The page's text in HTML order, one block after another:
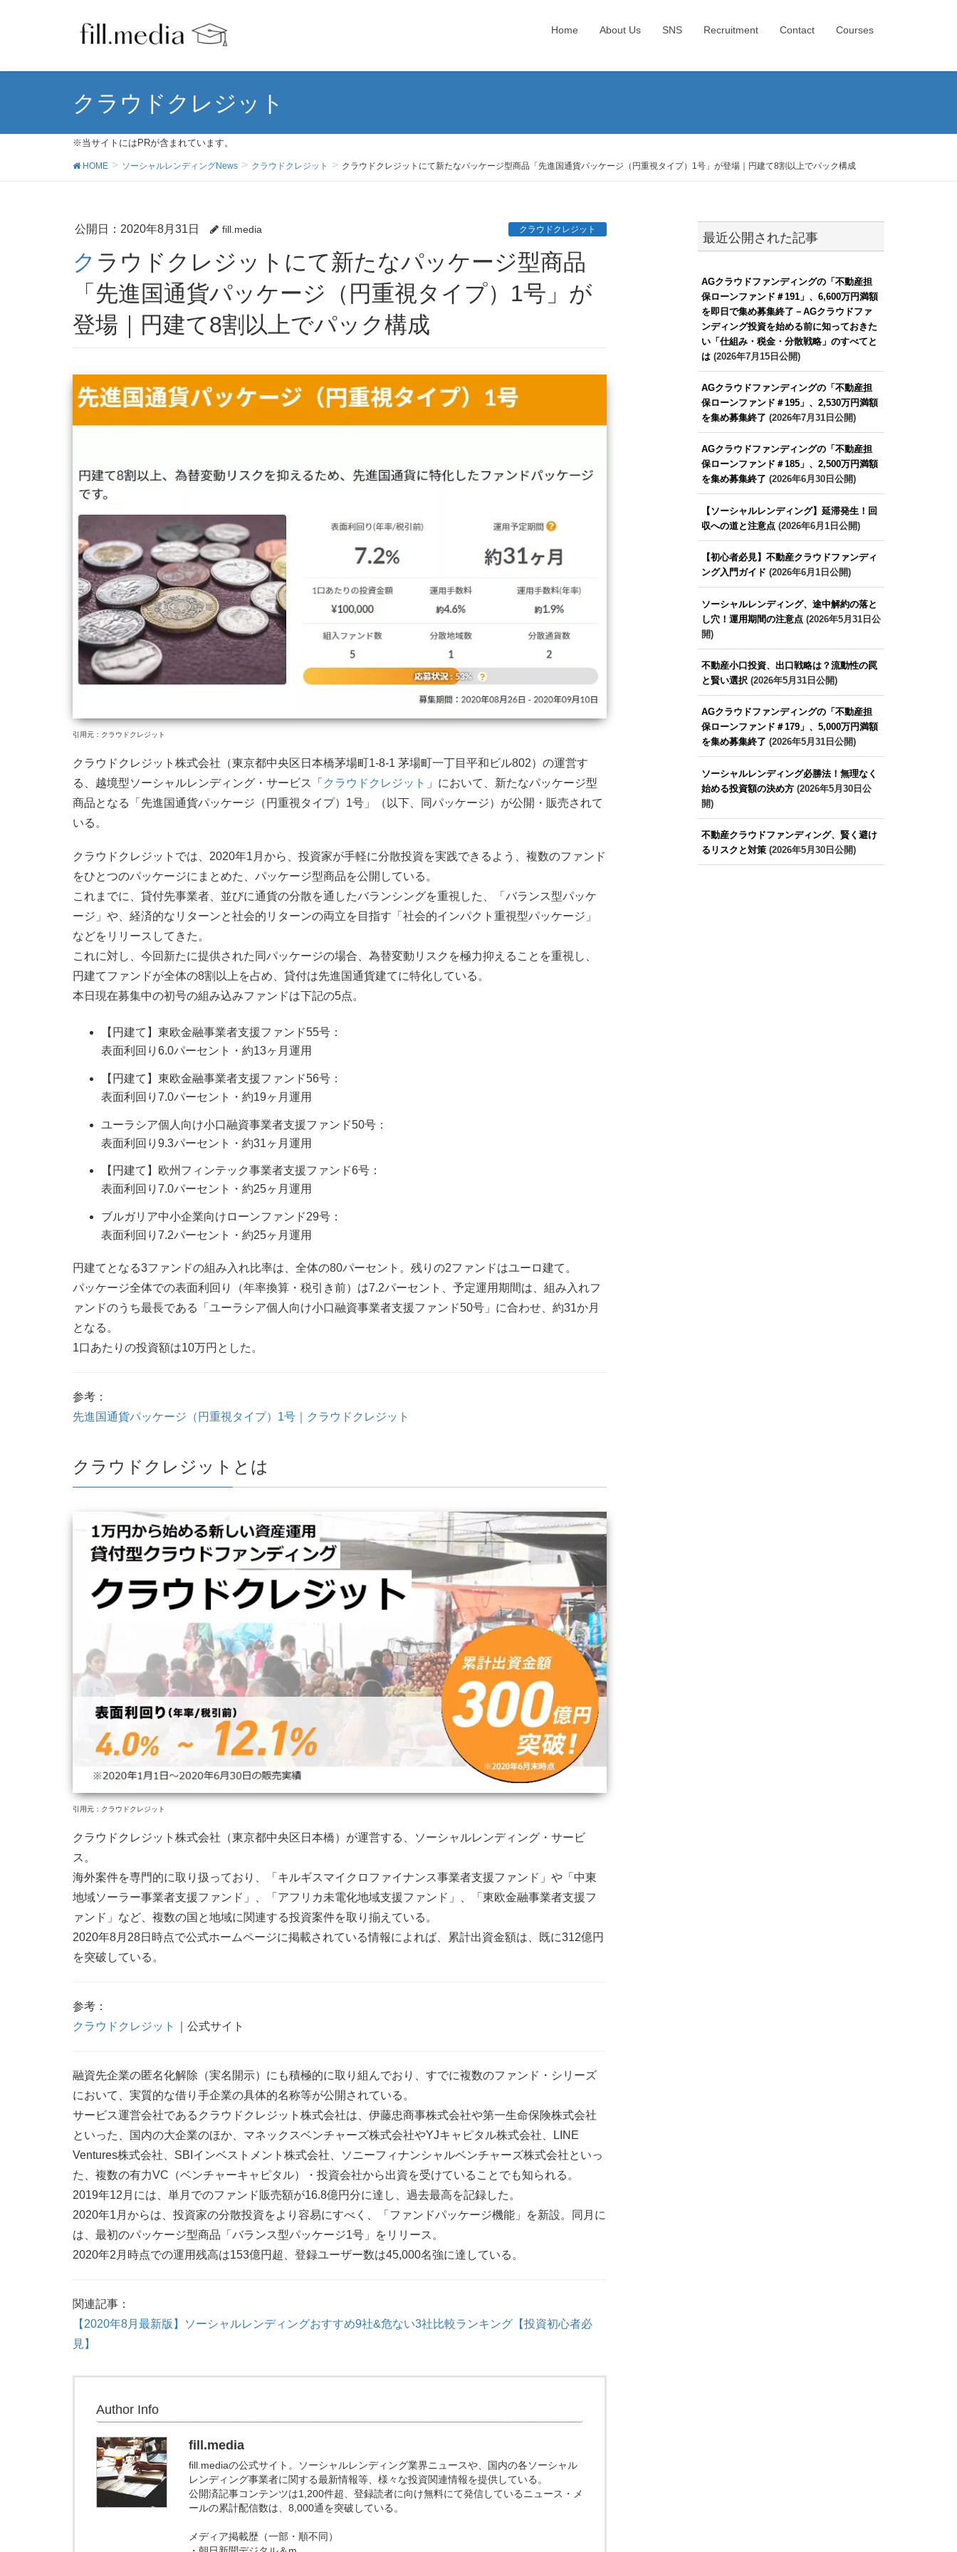
Home About Us SNS Recruitment Contact Courses
クラウドクレジット
※当サイトにはPRが含まれています。
HOME ソーシャルレンディングNews クラウドクレジット クラウドクレジットにて新たなパッケージ型商品「先進国通貨パッケージ（円重視タイプ）1号」が登場｜円建て8割以上でパック構成
公開日： 2020年8月31日 fill.media クラウドクレジット
クラウドクレジットにて新たなパッケージ型商品
「先進国通貨パッケージ（円重視タイプ）1号」が
登場｜円建て8割以上でパック構成
引用元：クラウドクレジット
クラウドクレジット株式会社（東京都中央区日本橋茅場町1-8-1 茅場町一丁目平和ビル802）の運営す
る、越境型ソーシャルレンディング・サービス「 クラウドクレジット
」において、新たなパッケージ型
商品となる「先進国通貨パッケージ（円重視タイプ）1号」（以下、同パッケージ）が公開・販売されて
いる。
クラウドクレジットでは、2020年1月から、投資家が手軽に分散投資を実践できるよう、複数のファンド
をひとつのパッケージにまとめた、パッケージ型商品を公開している。
これまでに、貸付先事業者、並びに通貨の分散を通したバランシングを重視した、「バランス型パッケ
ージ」や、経済的なリターンと社会的リターンの両立を目指す「社会的インパクト重視型パッケージ」
などをリリースしてきた。
これに対し、今回新たに提供された同パッケージの場合、為替変動リスクを極力抑えることを重視し、
円建てファンドが全体の8割以上を占め、貸付は先進国通貨建てに特化している。
本日現在募集中の初号の組み込みファンドは下記の5点。
【円建て】東欧金融事業者支援ファンド55号：
表面利回り6.0パーセント・約13ヶ月運用
【円建て】東欧金融事業者支援ファンド56号：
表面利回り7.0パーセント・約19ヶ月運用
ユーラシア個人向け小口融資事業者支援ファンド50号：
表面利回り9.3パーセント・約31ヶ月運用
【円建て】欧州フィンテック事業者支援ファンド6号：
表面利回り7.0パーセント・約25ヶ月運用
ブルガリア中小企業向けローンファンド29号：
表面利回り7.2パーセント・約25ヶ月運用
円建てとなる3ファンドの組み入れ比率は、全体の80パーセント。残りの2ファンドはユーロ建て。
パッケージ全体での表面利回り（年率換算・税引き前）は7.2パーセント、予定運用期間は、組み入れフ
ァンドのうち最長である「ユーラシア個人向け小口融資事業者支援ファンド50号」に合わせ、約31か月
となる。
1口あたりの投資額は10万円とした。
参考：
先進国通貨パッケージ（円重視タイプ）1号｜クラウドクレジット
クラウドクレジットとは
引用元：クラウドクレジット
クラウドクレジット株式会社（東京都中央区日本橋）が運営する、ソーシャルレンディング・サービ
ス。
海外案件を専門的に取り扱っており、「キルギスマイクロファイナンス事業者支援ファンド」や「中東
地域ソーラー事業者支援ファンド」、「アフリカ未電化地域支援ファンド」、「東欧金融事業者支援フ
ァンド」など、複数の国と地域に関連する投資案件を取り揃えている。
2020年8月28日時点で公式ホームページに掲載されている情報によれば、累計出資金額は、既に312億円
を突破している。
参考：
クラウドクレジット
｜公式サイト
融資先企業の匿名化解除（実名開示）にも積極的に取り組んでおり、すでに複数のファンド・シリーズ
において、実質的な借り手企業の具体的名称等が公開されている。
サービス運営会社であるクラウドクレジット株式会社は、伊藤忠商事株式会社や第一生命保険株式会社
といった、国内の大企業のほか、マネックスベンチャーズ株式会社やYJキャピタル株式会社、LINE
Ventures株式会社、SBIインベストメント株式会社、ソニーフィナンシャルベンチャーズ株式会社といっ
た、複数の有力VC（ベンチャーキャピタル）・投資会社から出資を受けていることでも知られる。
2019年12月には、単月でのファンド販売額が16.8億円分に達し、過去最高を記録した。
2020年1月からは、投資家の分散投資をより容易にすべく、「ファンドパッケージ機能」を新設。同月に
は、最初のパッケージ型商品「バランス型パッケージ1号」をリリース。
2020年2月時点での運用残高は153億円超、登録ユーザー数は45,000名強に達している。
関連記事：
【2020年8月最新版】ソーシャルレンディングおすすめ9社&危ない3社比較ランキング【投資初心者必
見】
Author Info
fill.media
fill.mediaの公式サイト。ソーシャルレンディング業界ニュースや、国内の各ソーシャル
レンディング事業者に関する最新情報等、様々な投資関連情報を提供している。
公開済記事コンテンツは1,200件超、登録読者に向け無料にて発信しているニュース・メ
ールの累計配信数は、8,000通を突破している。
メディア掲載歴（一部・順不同）
最近公開された記事
AGクラウドファンディングの「不動産担
保ローンファンド＃191」、6,600万円満額
を即日で集め募集終了－AGクラウドファ
ンディング投資を始める前に知っておきた
い「仕組み・税金・分散戦略」のすべてと
は(2026年7月15日公開)
AGクラウドファンディングの「不動産担
保ローンファンド＃195」、2,530万円満額
を集め募集終了 (2026年7月31日公開)
AGクラウドファンディングの「不動産担
保ローンファンド＃185」、2,500万円満額
を集め募集終了 (2026年6月30日公開)
【ソーシャルレンディング】延滞発生！回
収への道と注意点(2026年6月1日公開)
【初心者必見】不動産クラウドファンディ
ング入門ガイド (2026年6月1日公開)
ソーシャルレンディング、途中解約の落と
し穴！運用期間の注意点(2026年5月31日公
開)
不動産小口投資、出口戦略は？流動性の罠
と賢い選択(2026年5月31日公開)
AGクラウドファンディングの「不動産担
保ローンファンド＃179」、5,000万円満額
を集め募集終了 (2026年5月31日公開)
ソーシャルレンディング必勝法！無理なく
始める投資額の決め方(2026年5月30日公
開)
不動産クラウドファンディング、賢く避け
るリスクと対策(2026年5月30日公開)